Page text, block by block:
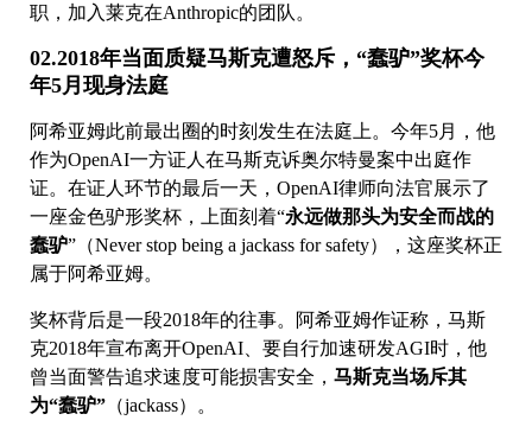
职，加入莱克在Anthropic的团队。
02.2018年当面质疑马斯克遭怒斥，“蠢驴”奖杯今
年5月现身法庭
阿希亚姆此前最出圈的时刻发生在法庭上。今年5月，他
作为OpenAI一方证人在马斯克诉奥尔特曼案中出庭作
证。在证人环节的最后一天，OpenAI律师向法官展示了
一座金色驴形奖杯，上面刻着“永远做那头为安全而战的
蠢驴”（Never stop being a jackass for safety），这座奖杯正
属于阿希亚姆。
奖杯背后是一段2018年的往事。阿希亚姆作证称，马斯
克2018年宣布离开OpenAI、要自行加速研发AGI时，他
曾当面警告追求速度可能损害安全， 马斯克当场斥其
为“蠢驴” （jackass）。